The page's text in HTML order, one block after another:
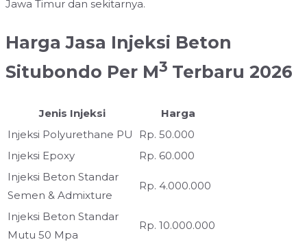
Jawa Timur dan sekitarnya.
Harga Jasa Injeksi Beton
Situbondo Per M3 Terbaru 2026
Jenis Injeksi
Harga
Injeksi Polyurethane PU
Rp. 50.000
Injeksi Epoxy
Rp. 60.000
Injeksi Beton Standar
Semen & Admixture
Rp. 4.000.000
Injeksi Beton Standar
Mutu 50 Mpa
Rp. 10.000.000